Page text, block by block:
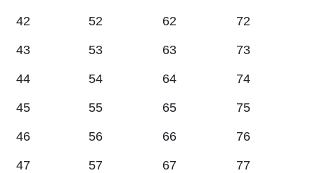
42 52 62 72
43 53 63 73
44 54 64 74
45 55 65 75
46 56 66 76
47 57 67 77